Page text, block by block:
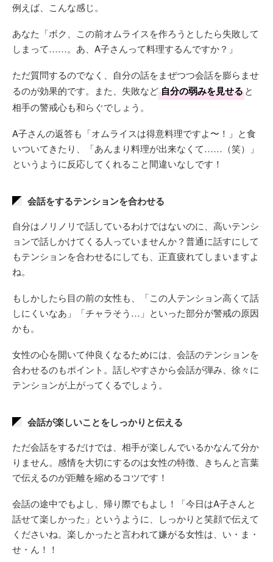
例えば、こんな感じ。
あなた「ボク、この前オムライスを作ろうとしたら失敗して
しまって……。あ、A子さんって料理するんですか？」
ただ質問するのでなく、自分の話をまぜつつ会話を膨らませ
るのが効果的です。また、失敗など自分の弱みを見せると
相手の警戒心も和らぐでしょう。
A子さんの返答も「オムライスは得意料理ですよ〜！」と食
いついてきたり、「あんまり料理が出来なくて……（笑）」
というように反応してくれること間違いなしです！
会話をするテンションを合わせる
自分はノリノリで話しているわけではないのに、高いテンシ
ョンで話しかけてくる人っていませんか？普通に話すにして
もテンションを合わせるにしても、正直疲れてしまいますよ
ね。
もしかしたら目の前の女性も、「この人テンション高くて話
しにくいなあ」「チャラそう…」といった部分が警戒の原因
かも。
女性の心を開いて仲良くなるためには、会話のテンションを
合わせるのもポイント。話しやすさから会話が弾み、徐々に
テンションが上がってくるでしょう。
会話が楽しいことをしっかりと伝える
ただ会話をするだけでは、相手が楽しんでいるかなんて分か
りません。感情を大切にするのは女性の特徴、きちんと言葉
で伝えるのが距離を縮めるコツです！
会話の途中でもよし、帰り際でもよし！「今日はA子さんと
話せて楽しかった」というように、しっかりと笑顔で伝えて
くださいね。楽しかったと言われて嫌がる女性は、い・ま・
せ・ん！！